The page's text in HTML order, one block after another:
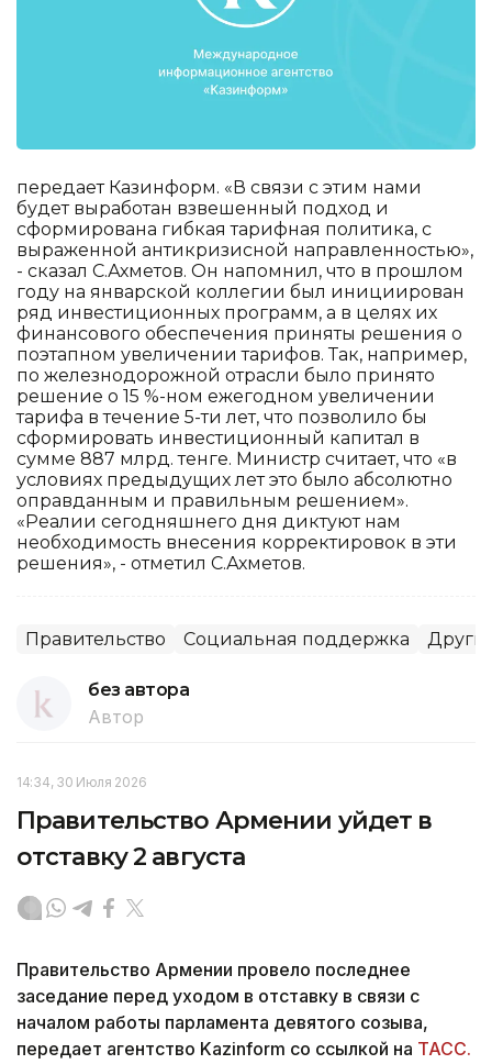
передает Казинформ. «В связи с этим нами
будет выработан взвешенный подход и
сформирована гибкая тарифная политика, с
выраженной антикризисной направленностью»,
- сказал С.Ахметов. Он напомнил, что в прошлом
году на январской коллегии был инициирован
ряд инвестиционных программ, а в целях их
финансового обеспечения приняты решения о
поэтапном увеличении тарифов. Так, например,
по железнодорожной отрасли было принято
решение о 15 %-ном ежегодном увеличении
тарифа в течение 5-ти лет, что позволило бы
сформировать инвестиционный капитал в
сумме 887 млрд. тенге. Министр считает, что «в
условиях предыдущих лет это было абсолютно
оправданным и правильным решением».
«Реалии сегодняшнего дня диктуют нам
необходимость внесения корректировок в эти
решения», - отметил С.Ахметов.
Правительство Социальная поддержка
без автора
Автор
14:34, 30 Июля 2026
Правительство Армении уйдет в
отставку 2 августа
Правительство Армении провело последнее
заседание перед уходом в отставку в связи с
началом работы парламента девятого созыва,
передает агентство Kazinform со ссылкой на ТАСС.